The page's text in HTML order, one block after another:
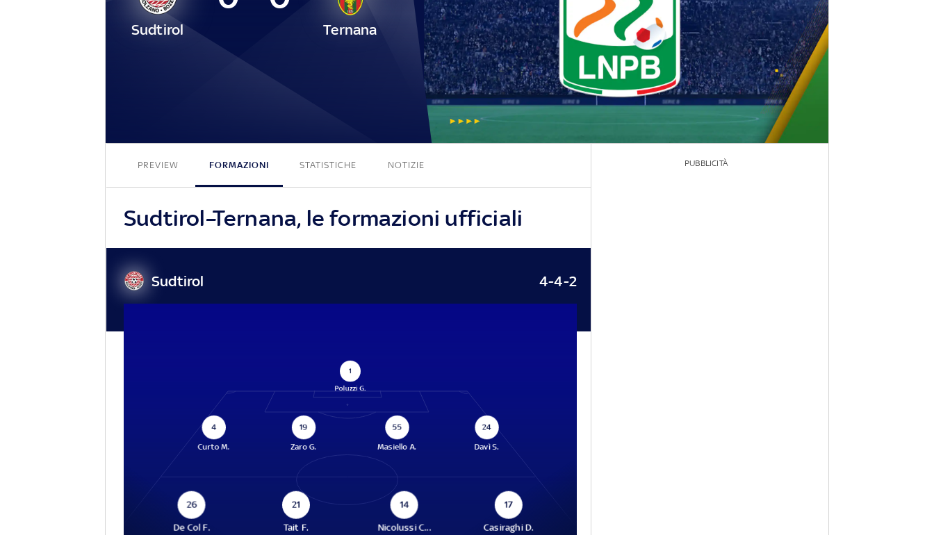
Sudtirol Ternana
0 - 0
PREVIEW FORMAZIONI STATISTICHE NOTIZIE
Sudtirol–Ternana, le formazioni ufficiali
Sudtirol 4-4-2
1
Poluzzi G.
4
Curto M.
19
Zaro G.
55
Masiello A.
24
Davì S.
26
De Col F.
21
Tait F.
14
Nicolussi C...
17
Casiraghi D.
PUBBLICITÀ